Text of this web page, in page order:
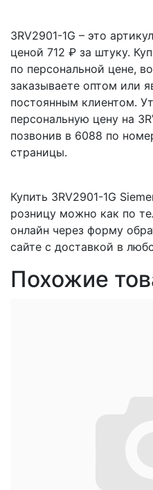
3RV2901-1G – это
ценой 712 ₽ за штуку.
по персональной цене,
заказываете оптом или
постоянным клиентом.
персональную цену на
позвонив в 6088 по
страницы.
Купить 3RV2901-1G
розницу можно как по
онлайн через форму
сайте с доставкой в
Похожие